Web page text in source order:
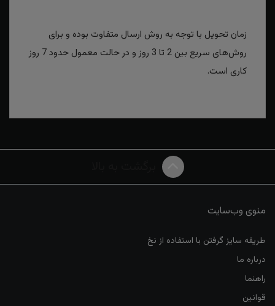
زمان تحویل با توجه به روش ارسال متفاوت بوده و برای
روش‌های سریع بین 2 تا 3 روز و در حالت معمول حدود 7 روز
کاری است.
منوی وب‌سایت
طریقه سایز گرفتن با استفاده از نخ
درباره ما
راهنما
قوانین